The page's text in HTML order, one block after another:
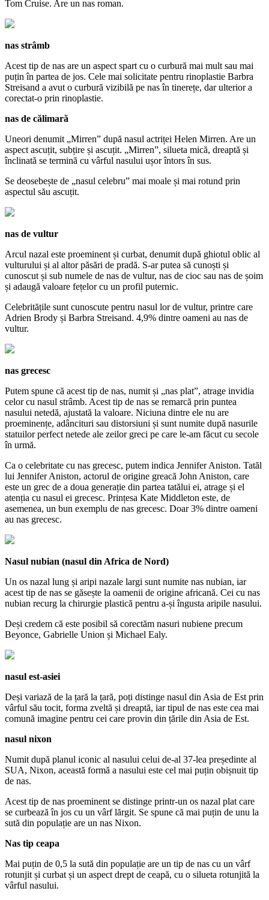
Tom Cruise. Are un nas roman.
nas strâmb
Acest tip de nas are un aspect spart cu o curbură mai mult sau mai
puțin în partea de jos. Cele mai solicitate pentru rinoplastie Barbra
Streisand a avut o curbură vizibilă pe nas în tinerețe, dar ulterior a
corectat-o ​​prin rinoplastie.
nas de călimară
Uneori denumit „Mirren” după nasul actriței Helen Mirren. Are un
aspect ascuțit, subțire și ascuțit. „Mirren”, silueta mică, dreaptă și
înclinată se termină cu vârful nasului ușor întors în sus.
Se deosebește de „nasul celebru” mai moale și mai rotund prin
aspectul său ascuțit.
nas de vultur
Arcul nazal este proeminent și curbat, denumit după ghiotul oblic al
vulturului și al altor păsări de pradă. S-ar putea să cunoști și
cunoscut și sub numele de nas de vultur, nas de cioc sau nas de șoim
și adaugă valoare fețelor cu un profil puternic.
Celebritățile sunt cunoscute pentru nasul lor de vultur, printre care
Adrien Brody și Barbra Streisand. 4,9% dintre oameni au nas de
vultur.
nas grecesc
Putem spune că acest tip de nas, numit și „nas plat”, atrage invidia
celor cu nasul strâmb. Acest tip de nas se remarcă prin puntea
nasului netedă, ajustată la valoare. Niciuna dintre ele nu are
proeminențe, adâncituri sau distorsiuni și sunt numite după nasurile
statuilor perfect netede ale zeilor greci pe care le-am făcut cu secole
în urmă.
Ca o celebritate cu nas grecesc, putem indica Jennifer Aniston. Tatăl
lui Jennifer Aniston, actorul de origine greacă John Aniston, care
este un grec de a doua generație din partea tatălui ei, atrage și el
atenția cu nasul ei grecesc. Prințesa Kate Middleton este, de
asemenea, un bun exemplu de nas grecesc. Doar 3% dintre oameni
au nas grecesc.
Nasul nubian (nasul din Africa de Nord)
Un os nazal lung și aripi nazale largi sunt numite nas nubian, iar
acest tip de nas se găsește la oamenii de origine africană. Cei cu nas
nubian recurg la chirurgie plastică pentru a-și îngusta aripile nasului.
Deși credem că este posibil să corectăm nasuri nubiene precum
Beyonce, Gabrielle Union și Michael Ealy.
nasul est-asiei
Deși variază de la țară la țară, poți distinge nasul din Asia de Est prin
vârful său tocit, forma zveltă și dreaptă, iar tipul de nas este cea mai
comună imagine pentru cei care provin din țările din Asia de Est.
nasul nixon
Numit după planul iconic al nasului celui de-al 37-lea președinte al
SUA, Nixon, această formă a nasului este cel mai puțin obișnuit tip
de nas.
Acest tip de nas proeminent se distinge printr-un os nazal plat care
se curbează în jos cu un vârf lărgit. Se spune că mai puțin de unu la
sută din populație are un nas Nixon.
Nas tip ceapa
Mai puțin de 0,5 la sută din populație are un tip de nas cu un vârf
rotunjit și curbat și un aspect drept de ceapă, cu o silueta rotunjită la
vârful nasului.